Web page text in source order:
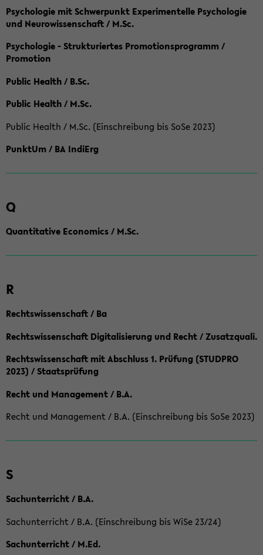
Psychologie mit Schwerpunkt Experimentelle Psychologie
und Neurowissenschaft / M.Sc.
Psychologie - Strukturiertes Promotionsprogramm /
Promotion
Public Health / B.Sc.
Public Health / M.Sc.
Public Health / M.Sc. (Einschreibung bis SoSe 2023)
PunktUm / BA IndiErg
Q
Quantitative Economics / M.Sc.
R
Rechtswissenschaft / Ba
Rechtswissenschaft Digitalisierung und Recht / Zusatzquali.
Rechtswissenschaft mit Abschluss 1. Prüfung (STUDPRO
2023) / Staatsprüfung
Recht und Management / B.A.
Recht und Management / B.A. (Einschreibung bis SoSe 2023)
S
Sachunterricht / B.A.
Sachunterricht / B.A. (Einschreibung bis WiSe 23/24)
Sachunterricht / M.Ed.